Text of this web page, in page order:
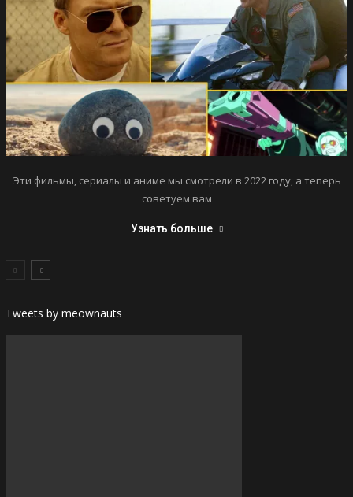
Эти фильмы, сериалы и аниме мы смотрели в 2022 году, а теперь
советуем вам
Узнать больше
Tweets by meownauts